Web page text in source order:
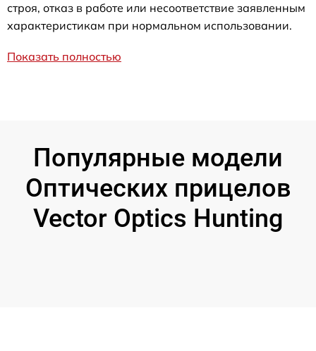
строя, отказ в работе или несоответствие заявленным
характеристикам при нормальном использовании.
Показать полностью
Популярные модели
Оптических прицелов
Vector Optics Hunting